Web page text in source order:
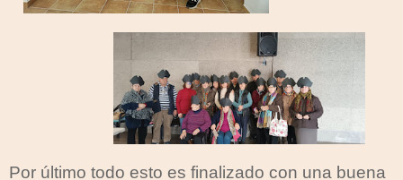
Por último todo esto es finalizado con una buena